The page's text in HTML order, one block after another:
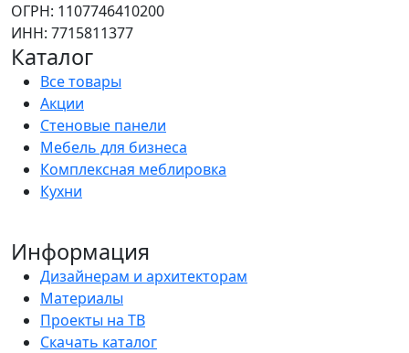
ОГРН: 1107746410200
ИНН: 7715811377
Каталог
Все товары
Акции
Стеновые панели
Мебель для бизнеса
Комплексная меблировка
Кухни
Информация
Дизайнерам и архитекторам
Материалы
Проекты на ТВ
Скачать каталог